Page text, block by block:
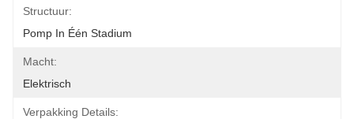
Structuur:
Pomp In Één Stadium
Macht:
Elektrisch
Verpakking Details: